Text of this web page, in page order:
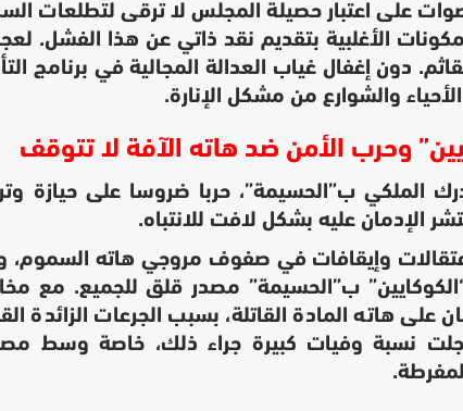
على اعتبار حصيلة المجلس لا ترقى لتطلعات
الأغلبية بتقديم نقد ذاتي عن هذا الفشل.
دون إغفال غياب العدالة المجالية في برنامج
والشوارع من مشكل الإنارة.
وحرب الأمن ضد هاته الآفة لا تتوقف
الملكي ب”الحسيمة”، حربا ضروسا على حيازة
الإدمان عليه بشكل لافت للانتباه.
وإيقافات في صفوف مروجي هاته السموم،
ب”الحسيمة” مصدر قلق للجميع. مع
على هاته المادة القاتلة، بسبب الجرعات الزائدة
سجلت نسبة وفيات كبيرة جراء ذلك، خاصة وسط